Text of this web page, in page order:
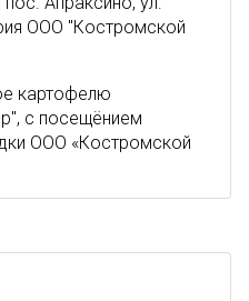
ООО "Костромской
картофелю
с посещёнием
ООО «Костромской